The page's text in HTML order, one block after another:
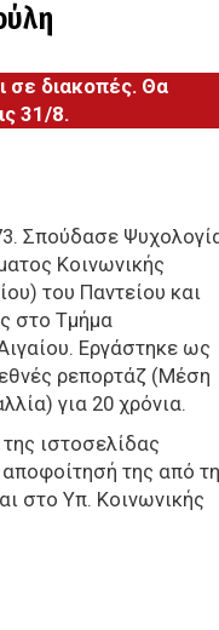
σε διακοπές. Θα
31/8.
Σπούδασε
Κοινωνικής
του Παντείου και
στο Τμήμα
Εργάστηκε ως
ρεπορτάζ (Μέση
για 20 χρόνια.
ιστοσελίδας
της από τη
στο Υπ. Κοινωνικής